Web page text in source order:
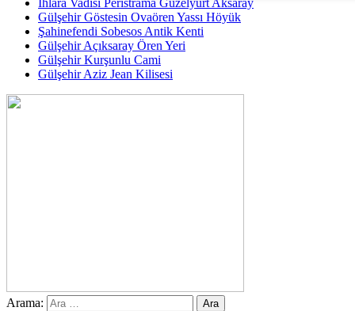
Ihlara Vadisi Peristrama Güzelyurt Aksaray
Gülşehir Göstesin Ovaören Yassı Höyük
Şahinefendi Sobesos Antik Kenti
Gülşehir Açıksaray Ören Yeri
Gülşehir Kurşunlu Cami
Gülşehir Aziz Jean Kilisesi
Arama: